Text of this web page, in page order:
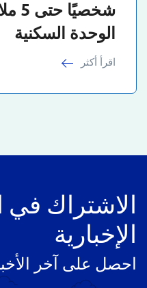
الوحدة السكنية
اقرأ أكثر
الاشتراك في
الإخبارية
احصل على آخر